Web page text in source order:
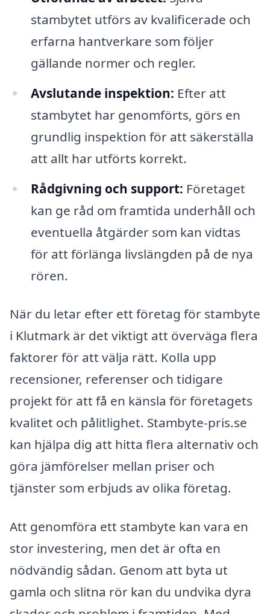
stambytet utförs av kvalificerade och
erfarna hantverkare som följer
gällande normer och regler.
Avslutande inspektion: Efter att
stambytet har genomförts, görs en
grundlig inspektion för att säkerställa
att allt har utförts korrekt.
Rådgivning och support: Företaget
kan ge råd om framtida underhåll och
eventuella åtgärder som kan vidtas
för att förlänga livslängden på de nya
rören.
När du letar efter ett företag för stambyte
i Klutmark är det viktigt att överväga flera
faktorer för att välja rätt. Kolla upp
recensioner, referenser och tidigare
projekt för att få en känsla för företagets
kvalitet och pålitlighet. Stambyte-pris.se
kan hjälpa dig att hitta flera alternativ och
göra jämförelser mellan priser och
tjänster som erbjuds av olika företag.
Att genomföra ett stambyte kan vara en
stor investering, men det är ofta en
nödvändig sådan. Genom att byta ut
gamla och slitna rör kan du undvika dyra